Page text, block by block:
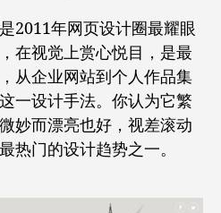
2011年网页设计圈最耀眼
在视觉上赏心悦目，是最
从企业网站到个人作品集
一设计手法。你认为它繁
妙而漂亮也好，视差滚动
热门的设计趋势之一。